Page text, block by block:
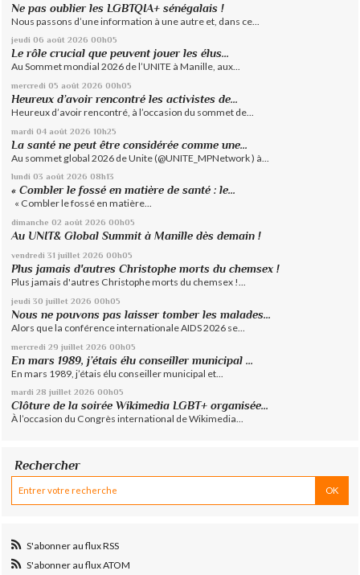
Ne pas oublier les LGBTQIA+ sénégalais !
Nous passons d’une information à une autre et, dans ce...
jeudi 06 août 2026 00h05
Le rôle crucial que peuvent jouer les élus...
Au Sommet mondial 2026 de l’UNITE à Manille, aux...
mercredi 05 août 2026 00h05
Heureux d’avoir rencontré les activistes de...
Heureux d’avoir rencontré, à l’occasion du sommet de...
mardi 04 août 2026 10h25
La santé ne peut être considérée comme une...
Au sommet global 2026 de Unite (@UNITE_MPNetwork ) à...
lundi 03 août 2026 08h13
« Combler le fossé en matière de santé : le...
« Combler le fossé en matière...
dimanche 02 août 2026 00h05
Au UNIT& Global Summit à Manille dès demain !
vendredi 31 juillet 2026 00h05
Plus jamais d'autres Christophe morts du chemsex !
Plus jamais d'autres Christophe morts du chemsex !...
jeudi 30 juillet 2026 00h05
Nous ne pouvons pas laisser tomber les malades...
Alors que la conférence internationale AIDS 2026 se...
mercredi 29 juillet 2026 00h05
En mars 1989, j’étais élu conseiller municipal ...
En mars 1989, j’étais élu conseiller municipal et...
mardi 28 juillet 2026 00h05
Clôture de la soirée Wikimedia LGBT+ organisée...
À l’occasion du Congrès international de Wikimedia...
Rechercher
S'abonner au flux RSS
S'abonner au flux ATOM